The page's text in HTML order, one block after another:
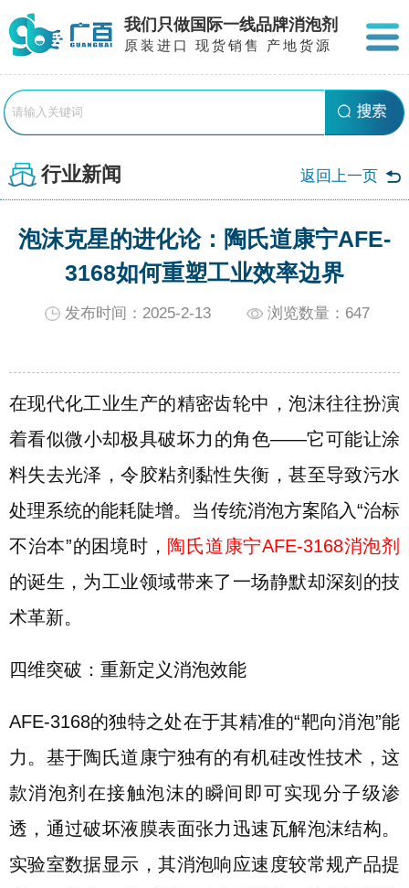
我们只做国际一线品牌消泡剂
原装进口 现货销售 产地货源
行业新闻 返回上一页
泡沫克星的进化论：陶氏道康宁AFE-
3168如何重塑工业效率边界
发布时间：2025-2-13 浏览数量： 647
在现代化工业生产的精密齿轮中，泡沫往往扮演
着看似微小却极具破坏力的角色——它可能让涂
料失去光泽，令胶粘剂黏性失衡，甚至导致污水
处理系统的能耗陡增。当传统消泡方案陷入“治标
不治本”的困境时， 陶氏道康宁AFE-3168消泡剂
的诞生，为工业领域带来了一场静默却深刻的技
术革新。
四维突破：重新定义消泡效能
AFE-3168的独特之处在于其精准的“靶向消泡”能
力。基于陶氏道康宁独有的有机硅改性技术，这
款消泡剂在接触泡沫的瞬间即可实现分子级渗
透，通过破坏液膜表面张力迅速瓦解泡沫结构。
实验室数据显示，其消泡响应速度较常规产品提